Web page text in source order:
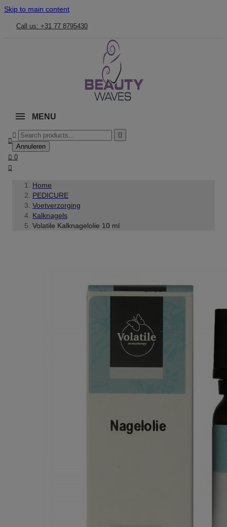
Skip to main content
Call us: +31 77 8795430
MENU



Annuleren
 0

Home
PEDICURE
Voetverzorging
Kalknagels
Volatile Kalknagelolie 10 ml